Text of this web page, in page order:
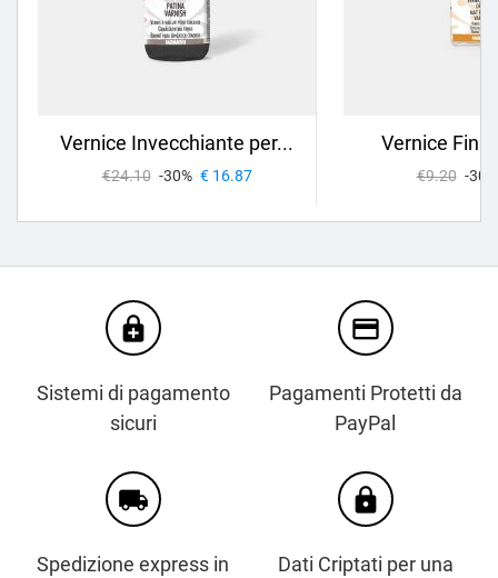
Vernice Invecchiante per...
€24.10 -30% € 16.87
Vernice
€9.20 -30%
enhanced_encryption
Sistemi di pagamento
sicuri
credit_card
Pagamenti Protetti da
PayPal
local_shipping
Spedizione express in
https
Dati Criptati per una